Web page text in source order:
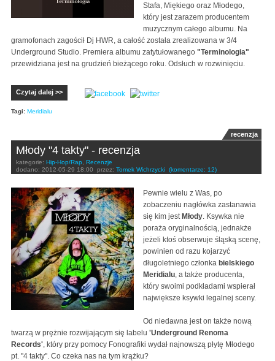
Stafa, Miękiego oraz Młodego,
który jest zarazem producentem
muzycznym całego albumu. Na
gramofonach zagościł Dj HWR, a całość została zrealizowana w 3/4
Underground Studio. Premiera albumu zatytułowanego "Terminologia"
przewidziana jest na grudzień bieżącego roku. Odsłuch w rozwinięciu.
Czytaj dalej >>
Tagi: Meridialu
recenzja
Młody "4 takty" - recenzja
kategorie: Hip-Hop/Rap
Recenzje
dodano: 2012-05-29 18:00 przez: Tomek Wichrzycki (komentarze: 12)
Pewnie wielu z Was, po
zobaczeniu nagłówka zastanawia
się kim jest Młody . Ksywka nie
poraża oryginalnością, jednakże
jeżeli ktoś obserwuje śląską scenę,
powinien od razu kojarzyć
długoletniego członka bielskiego
Meridialu , a także producenta,
który swoimi podkładami wspierał
największe ksywki legalnej sceny.
Od niedawna jest on także nową
twarzą w prężnie rozwijającym się labelu 'Underground Renoma
Records' , który przy pomocy Fonografiki wydał najnowszą płytę Młodego
pt. "4 takty". Co czeka nas na tym krążku?